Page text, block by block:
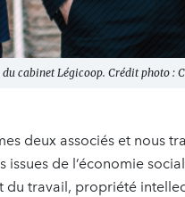
cabinet Légicoop. Crédit photo :
deux associés et nous
de l’économie
du travail, propriété